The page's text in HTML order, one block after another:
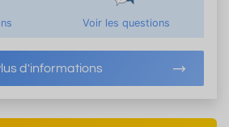
Voir les questions
d'informations